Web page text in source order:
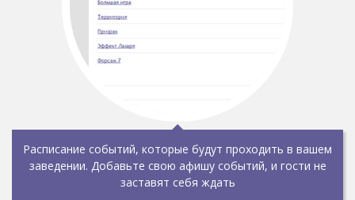
Расписание событий, которые будут проходить в вашем
заведении. Добавьте свою афишу событий, и гости не
заставят себя ждать